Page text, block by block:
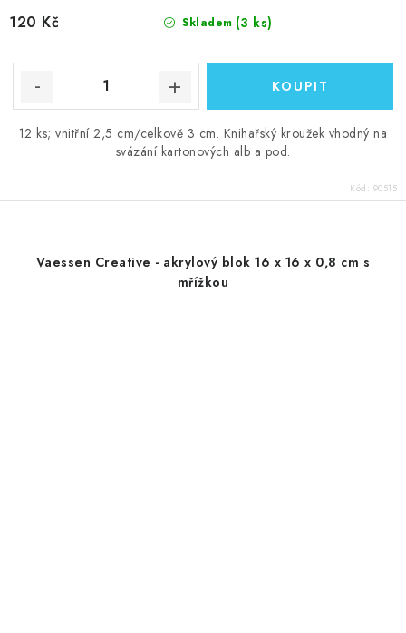
Skladem (3 ks)
120 Kč
12 ks; vnitřní 2,5 cm/celkově 3 cm. Knihařský kroužek vhodný na
svázání kartonových alb a pod.
Kód: 90515
Vaessen Creative - akrylový blok 16 x 16 x 0,8 cm s
mřížkou